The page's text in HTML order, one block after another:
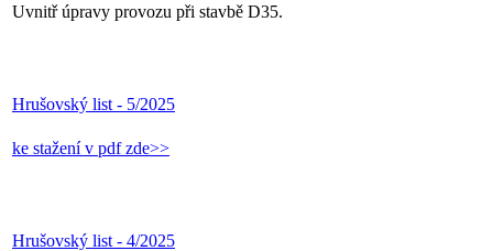
Uvnitř úpravy provozu při stavbě D35.
Hrušovský list - 5/2025
ke stažení v pdf zde>>
Hrušovský list - 4/2025